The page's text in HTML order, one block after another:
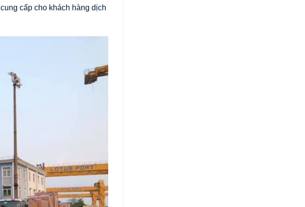
cung cấp cho khách hàng dịch